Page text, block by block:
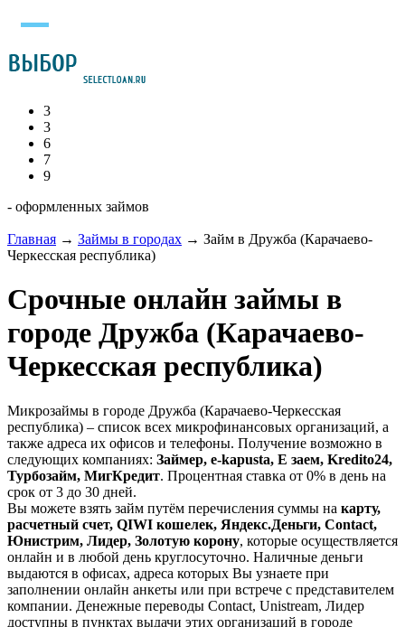
3
3
6
7
9
- оформленных займов
Главная → Займы в городах → Займ в Дружба (Карачаево-
Черкесская республика)
Срочные онлайн займы в
городе Дружба (Карачаево-
Черкесская республика)
Микрозаймы в городе Дружба (Карачаево-Черкесская
республика) – список всех микрофинансовых организаций, а
также адреса их офисов и телефоны. Получение возможно в
следующих компаниях: Займер, e-kapusta, Е заем, Kredito24,
Турбозайм, МигКредит. Процентная ставка от 0% в день на
срок от 3 до 30 дней.
Вы можете взять займ путём перечисления суммы на карту,
расчетный счет, QIWI кошелек, Яндекс.Деньги, Contact,
Юнистрим, Лидер, Золотую корону, которые осуществляется
онлайн и в любой день круглосуточно. Наличные деньги
выдаются в офисах, адреса которых Вы узнаете при
заполнении онлайн анкеты или при встрече с представителем
компании. Денежные переводы Contact, Unistream, Лидер
доступны в пунктах выдачи этих организаций в городе